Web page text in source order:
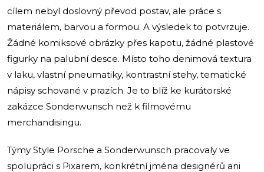
cílem nebyl doslovný převod postav, ale práce s
materiálem, barvou a formou. A výsledek to potvrzuje.
Žádné komiksové obrázky přes kapotu, žádné plastové
figurky na palubní desce. Místo toho denimová textura
v laku, vlastní pneumatiky, kontrastní stehy, tematické
nápisy schované v prazích. Je to blíž ke kurátorské
zakázce Sonderwunsch než k filmovému
merchandisingu.
Týmy Style Porsche a Sonderwunsch pracovaly ve
spolupráci s Pixarem, konkrétní jména designérů ani